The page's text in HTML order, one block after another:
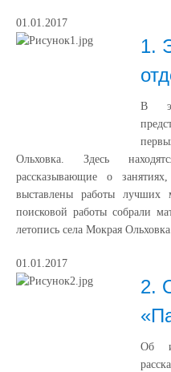
01.01.2017
1.
В
Ольховка. Здесь
рассказывающие о
выставлены работы лучших
поисковой работы собрали
летопись села Мокрая
01.01.2017
2.
Об